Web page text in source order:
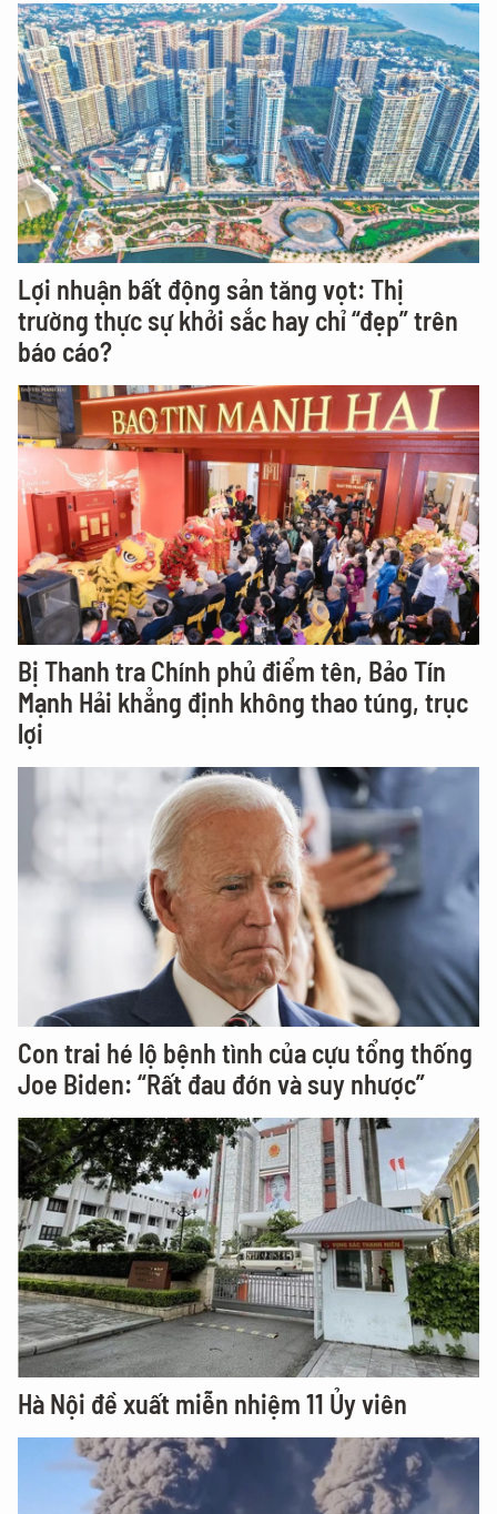
Lợi nhuận bất động sản tăng vọt: Thị
trường thực sự khởi sắc hay chỉ “đẹp” trên
báo cáo?
Bị Thanh tra Chính phủ điểm tên, Bảo Tín
Mạnh Hải khẳng định không thao túng, trục
lợi
Con trai hé lộ bệnh tình của cựu tổng thống
Joe Biden: “Rất đau đớn và suy nhược”
Hà Nội đề xuất miễn nhiệm 11 Ủy viên